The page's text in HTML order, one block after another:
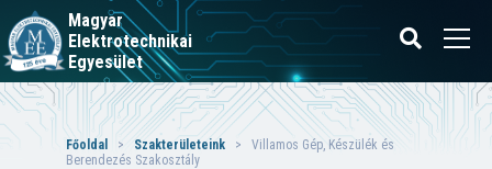
Magyar
Elektrotechnikai
Egyesület
Főoldal > Szakterületeink > Villamos Gép, Készülék és
Berendezés Szakosztály